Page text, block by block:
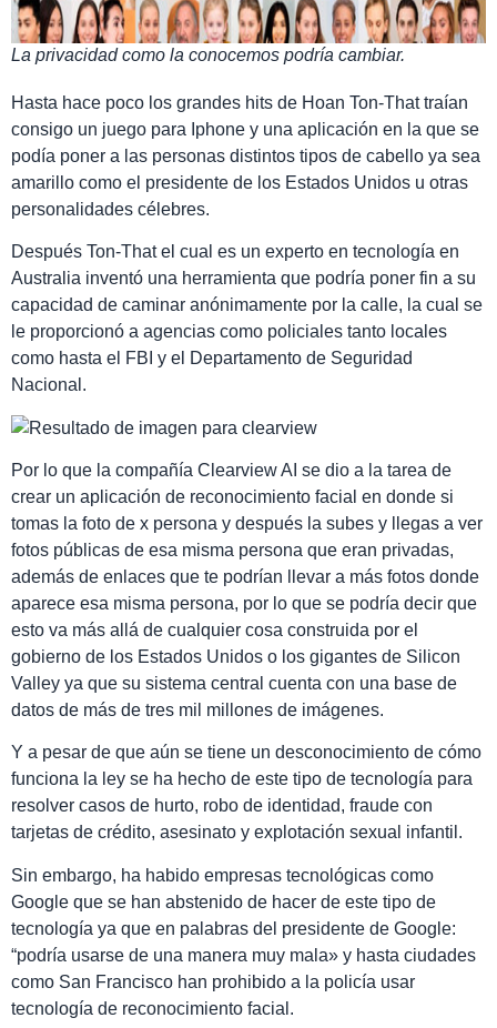
La privacidad como la conocemos podría cambiar.
Hasta hace poco los grandes hits de Hoan Ton-That traían
consigo un juego para Iphone y una aplicación en la que se
podía poner a las personas distintos tipos de cabello ya sea
amarillo como el presidente de los Estados Unidos u otras
personalidades célebres.
Después Ton-That el cual es un experto en tecnología en
Australia inventó una herramienta que podría poner fin a su
capacidad de caminar anónimamente por la calle, la cual se
le proporcionó a agencias como policiales tanto locales
como hasta el FBI y el Departamento de Seguridad
Nacional.
Por lo que la compañía Clearview AI se dio a la tarea de
crear un aplicación de reconocimiento facial en donde si
tomas la foto de x persona y después la subes y llegas a ver
fotos públicas de esa misma persona que eran privadas,
además de enlaces que te podrían llevar a más fotos donde
aparece esa misma persona, por lo que se podría decir que
esto va más allá de cualquier cosa construida por el
gobierno de los Estados Unidos o los gigantes de Silicon
Valley ya que su sistema central cuenta con una base de
datos de más de tres mil millones de imágenes.
Y a pesar de que aún se tiene un desconocimiento de cómo
funciona la ley se ha hecho de este tipo de tecnología para
resolver casos de hurto, robo de identidad, fraude con
tarjetas de crédito, asesinato y explotación sexual infantil.
Sin embargo, ha habido empresas tecnológicas como
Google que se han abstenido de hacer de este tipo de
tecnología ya que en palabras del presidente de Google:
“podría usarse de una manera muy mala» y hasta ciudades
como San Francisco han prohibido a la policía usar
tecnología de reconocimiento facial.